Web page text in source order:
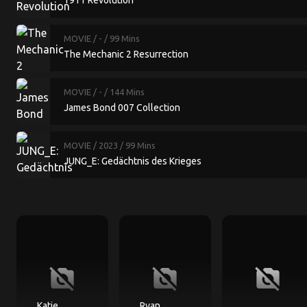
MOVIE / - / 99 Mins
The Mechanic 2 Resurrection
MOVIE / - / 144 Mins
James Bond 007 Collection
MOVIE / 2023 / 99 Mins
JUNG_E: Gedächtnis des Krieges
no_photography no_photography no_photography